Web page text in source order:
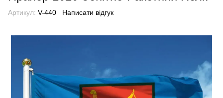
Артикул: V-440 Написати відгук